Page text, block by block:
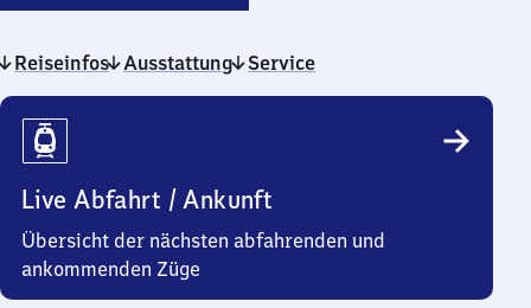
Reiseinfos Ausstattung Service
Reiseinfos
Live Abfahrt / Ankunft
Übersicht der nächsten abfahrenden und
ankommenden Züge